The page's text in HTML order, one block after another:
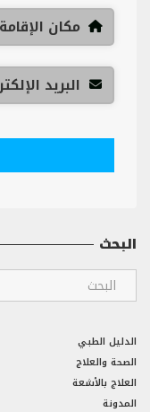
مكان
البريد
البحث
الدليل الطبي
الصحة والعلاج
العلاج بالأشعة
المدونة